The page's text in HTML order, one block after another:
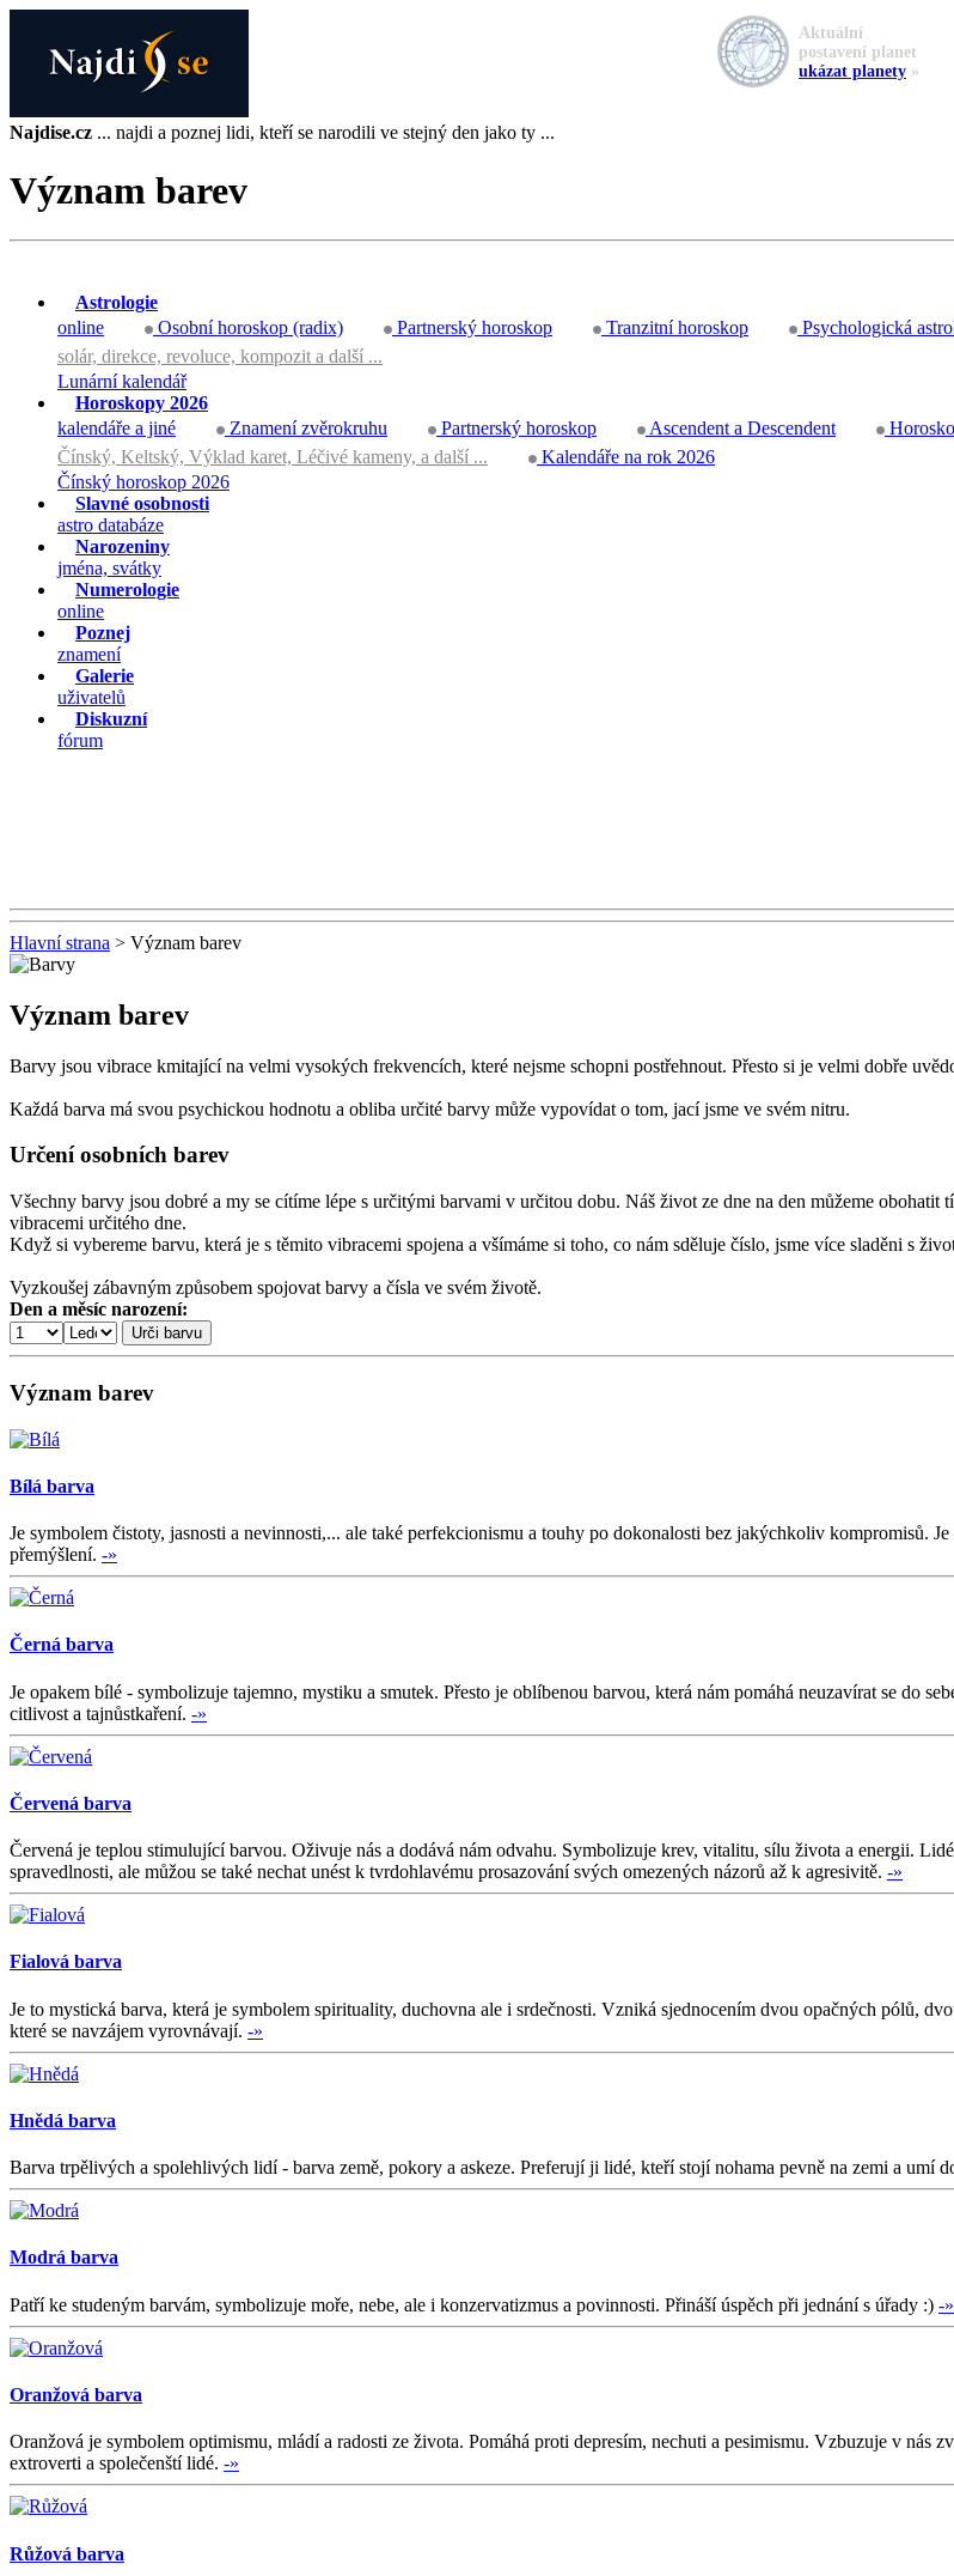
Najdise.cz ... najdi a poznej lidi, kteří se narodili ve stejný den jako ty ...
Význam barev
Astrologie
online
Osobní horoskop (radix) Partnerský horoskop Tranzitní horoskop Psychologická
solár, direkce, revoluce, kompozit a další ...
Lunární kalendář
Horoskopy 2026
kalendáře a jiné
Znamení zvěrokruhu Partnerský horoskop Ascendent a Descendent
Čínský, Keltský, Výklad karet, Léčivé kameny, a další ...
Kalendáře na rok 2026
Čínský horoskop 2026
Slavné osobnosti
astro databáze
Narozeniny
jména, svátky
Numerologie
online
Poznej
znamení
Galerie
uživatelů
Diskuzní
fórum
Hlavní strana > Význam barev
Význam barev
Barvy jsou vibrace kmitající na velmi vysokých frekvencích, které nejsme schopni postřehnout. Přesto si je velmi dobře
Každá barva má svou psychickou hodnotu a obliba určité barvy může vypovídat o tom, jací jsme ve svém nitru.
Určení osobních barev
Všechny barvy jsou dobré a my se cítíme lépe s určitými barvami v určitou dobu. Náš život ze dne na den můžeme
vibracemi určitého dne.
Když si vybereme barvu, která je s těmito vibracemi spojena a všímáme si toho, co nám sděluje číslo, jsme více sladěni s
Vyzkoušej zábavným způsobem spojovat barvy a čísla ve svém životě.
Den a měsíc narození:
Význam barev
Bílá barva
Je symbolem čistoty, jasnosti a nevinnosti,... ale také perfekcionismu a touhy po dokonalosti bez jakýchkoliv kompromisů.
přemýšlení. -»
Černá barva
Je opakem bílé - symbolizuje tajemno, mystiku a smutek. Přesto je oblíbenou barvou, která nám pomáhá neuzavírat se do
citlivost a tajnůstkaření. -»
Červená barva
Červená je teplou stimulující barvou. Oživuje nás a dodává nám odvahu. Symbolizuje krev, vitalitu, sílu života a energii.
spravedlnosti, ale můžou se také nechat unést k tvrdohlavému prosazování svých omezených názorů až k agresivitě. -»
Fialová barva
Je to mystická barva, která je symbolem spirituality, duchovna ale i srdečnosti. Vzniká sjednocením dvou opačných pólů,
které se navzájem vyrovnávají. -»
Hnědá barva
Barva trpělivých a spolehlivých lidí - barva země, pokory a askeze. Preferují ji lidé, kteří stojí nohama pevně na zemi a umí
Modrá barva
Patří ke studeným barvám, symbolizuje moře, nebe, ale i konzervatizmus a povinnosti. Přináší úspěch při jednání s úřady :) -»
Oranžová barva
Oranžová je symbolem optimismu, mládí a radosti ze života. Pomáhá proti depresím, nechuti a pesimismu. Vzbuzuje v
extroverti a společenští lidé. -»
Růžová barva
Aktuální
postavení planet
ukázat planety »